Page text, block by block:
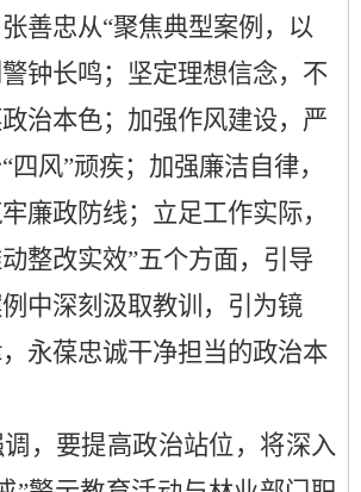
张善忠从“聚焦典型案例，以
钟长鸣；坚定理想信念，不
治本色；加强作风建设，严
四风”顽疾；加强廉洁自律，
廉政防线；立足工作实际，
整改实效”五个方面，引导
中深刻汲取教训，引为镜
永葆忠诚干净担当的政治本
，要提高政治站位，将深入